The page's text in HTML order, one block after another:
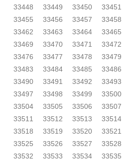
33448
33449 33450 33451
33455
33456 33457 33458
33462
33463 33464 33465
33469
33470 33471 33472
33476
33477 33478 33479
33483
33484 33485 33486
33490
33491 33492 33493
33497
33498 33499 33500
33504
33505 33506 33507
33511
33512 33513 33514
33518
33519 33520 33521
33525
33526 33527 33528
33532
33533 33534 33535